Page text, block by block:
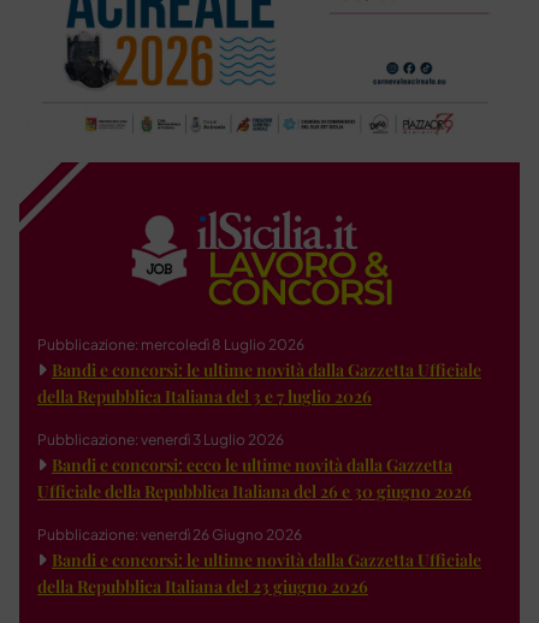
Pubblicazione: mercoledì 8 Luglio 2026
Bandi e concorsi: le ultime novità dalla Gazzetta Ufficiale
della Repubblica Italiana del 3 e 7 luglio 2026
Pubblicazione: venerdì 3 Luglio 2026
Bandi e concorsi: ecco le ultime novità dalla Gazzetta
Ufficiale della Repubblica Italiana del 26 e 30 giugno 2026
Pubblicazione: venerdì 26 Giugno 2026
Bandi e concorsi: le ultime novità dalla Gazzetta Ufficiale
della Repubblica Italiana del 23 giugno 2026